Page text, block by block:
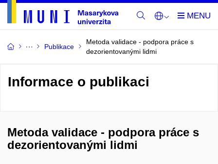
Publikace
Metoda validace - podpora práce s
dezorientovanými lidmi
Informace o publikaci
Metoda validace - podpora práce s
dezorientovanými lidmi